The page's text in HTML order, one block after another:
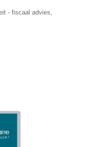
- fiscaal advies,